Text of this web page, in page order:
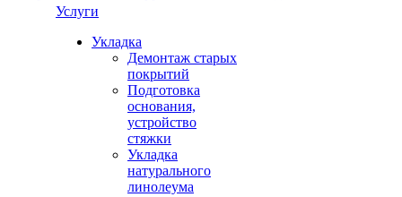
Услуги
Укладка
Демонтаж старых
покрытий
Подготовка
основания,
устройство
стяжки
Укладка
натурального
линолеума